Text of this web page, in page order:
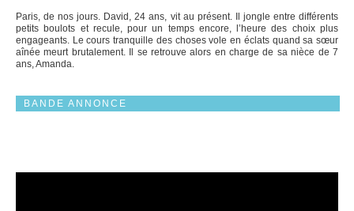
Paris, de nos jours. David, 24 ans, vit au présent. Il jongle entre différents
petits boulots et recule, pour un temps encore, l’heure des choix plus
engageants. Le cours tranquille des choses vole en éclats quand sa sœur
aînée meurt brutalement. Il se retrouve alors en charge de sa nièce de 7
ans, Amanda.
BANDE ANNONCE